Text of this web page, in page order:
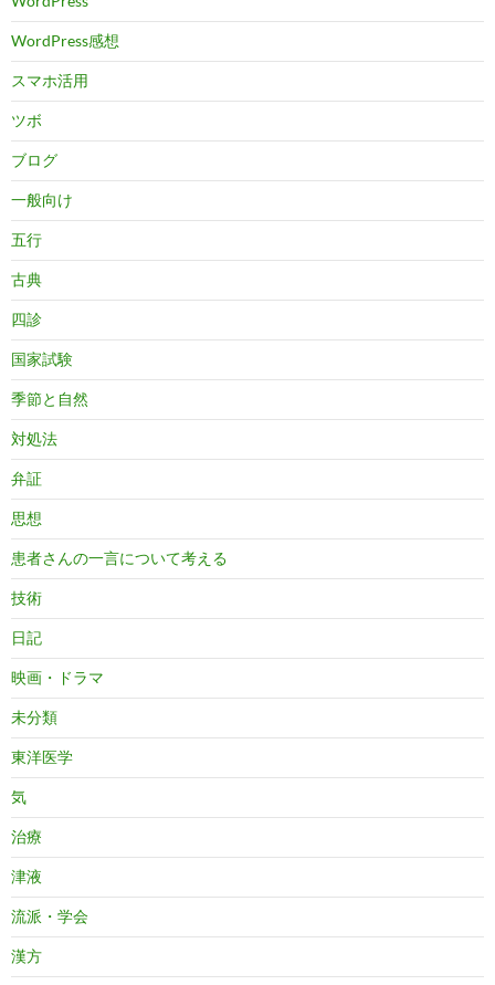
WordPress感想
スマホ活用
ツボ
ブログ
一般向け
五行
古典
四診
国家試験
季節と自然
対処法
弁証
思想
患者さんの一言について考える
技術
日記
映画・ドラマ
未分類
東洋医学
気
治療
津液
流派・学会
漢方